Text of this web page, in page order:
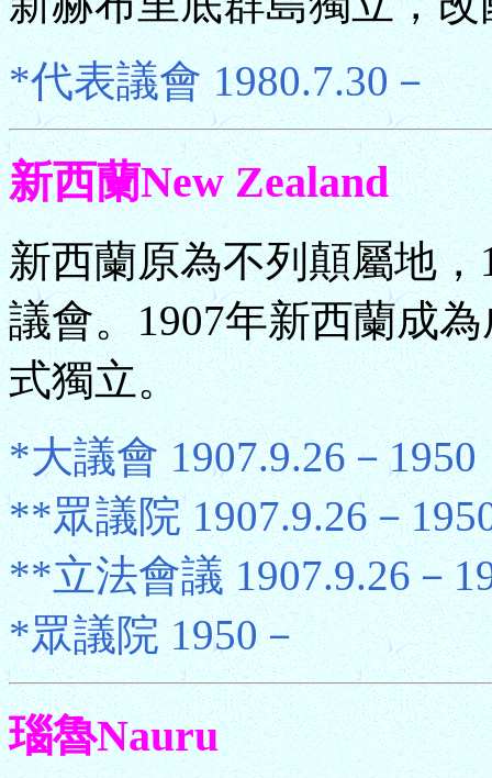
*代表議會 1980.7.30－
新西蘭New Zealand
新西蘭原為不列顛屬地
議會。1907年新西蘭成
式獨立。
*大議會 1907.9.26－1950
**眾議院 1907.9.26－
**立法會議 1907.9.26－
*眾議院 1950－
瑙魯Nauru